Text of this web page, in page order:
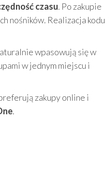
czasu. Po zakupie
nośników. Realizacja kodu
wpasowują się w
w jednym miejscu i
zakupy online i
.